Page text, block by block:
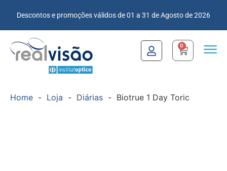
Descontos e promoções válidos de 01 a 31 de Agosto de 2026
0
Home - Loja - Diárias - Biotrue 1 Day Toric